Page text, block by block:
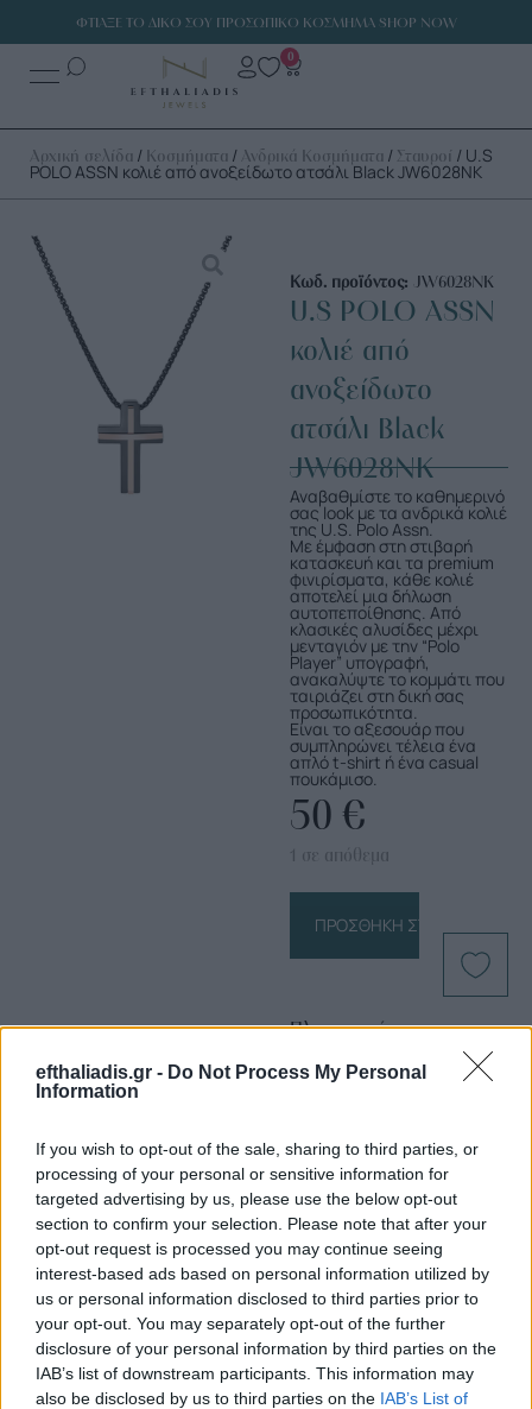
efthaliadis.gr - Do Not Process My Personal
Information
If you wish to opt-out of the sale, sharing to third parties, or
processing of your personal or sensitive information for
targeted advertising by us, please use the below opt-out
section to confirm your selection. Please note that after your
opt-out request is processed you may continue seeing
interest-based ads based on personal information utilized by
us or personal information disclosed to third parties prior to
your opt-out. You may separately opt-out of the further
disclosure of your personal information by third parties on the
IAB’s list of downstream participants. This information may
also be disclosed by us to third parties on the IAB’s List of
ΦΤΙΑΞΕ ΤΟ ΔΙΚΟ ΣΟΥ ΠΡΟΣΩΠΙΚΟ ΚΟΣΜΗΜΑ SHOP NOW
0
Αρχική σελίδα / Κοσμήματα / Ανδρικά Κοσμήματα / Σταυροί / U.S
POLO ASSN κολιέ από ανοξείδωτο ατσάλι Black JW6028NK
Κωδ. προϊόντος: JW6028NK
U.S POLO ASSN
κολιέ από
ανοξείδωτο
ατσάλι Black
JW6028NK
Αναβαθμίστε το καθημερινό
σας look με τα ανδρικά κολιέ
της U.S. Polo Assn.
Με έμφαση στη στιβαρή
κατασκευή και τα premium
φινιρίσματα, κάθε κολιέ
αποτελεί μια δήλωση
αυτοπεποίθησης. Από
κλασικές αλυσίδες μέχρι
μενταγιόν με την “Polo
Player” υπογραφή,
ανακαλύψτε το κομμάτι που
ταιριάζει στη δική σας
προσωπικότητα.
Είναι το αξεσουάρ που
συμπληρώνει τέλεια ένα
απλό t-shirt ή ένα casual
πουκάμισο.
50 €
1 σε απόθεμα
ΠΡΟΣΘΉΚΗ ΣΤΟ ΚΑΛΆΘΙ
Πληροφορίες
Επιλογές Που Ταιριάζουν
Ανακαλύψτε τα κοσμήματα που αγαπήθηκαν περισσότερο!
Εδώ θα βρείτε τις κορυφαίες επιλογές που ξεχωρίζουν για
το μοναδικό τους στυλ και την εξαιρετική τους ποιότητα.